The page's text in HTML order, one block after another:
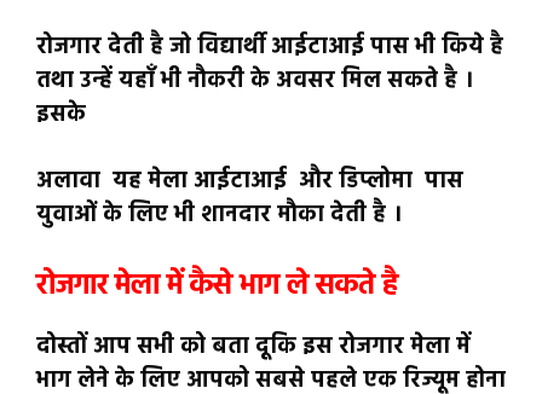
रोजगार देती है जो विद्यार्थी आईटाआई पास भी किये है
तथा उन्हें यहाँ भी नौकरी के अवसर मिल सकते है ।
इसके
अलावा यह मेला आईटाआई और डिप्लोमा पास
युवाओं के लिए भी शानदार मौका देती है ।
रोजगार मेला में कैसे भाग ले सकते है
दोस्तों आप सभी को बता दूकि इस रोजगार मेला में
भाग लेने के लिए आपको सबसे पहले एक रिज्यूम होना